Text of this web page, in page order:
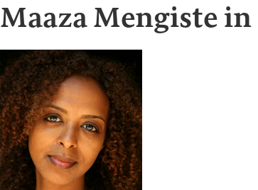
Maaza Mengiste